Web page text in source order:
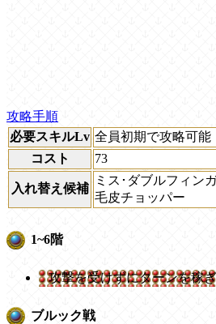
攻略手順
必要スキルLv 全員初期で攻略可能
コスト
73
入れ替え候補
ミス･ダブルフィン
毛皮チョッパー
1~6階
攻撃を受けずにターンを稼
ブルック戦